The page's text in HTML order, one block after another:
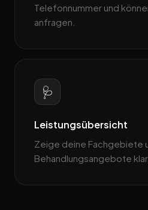
Telefonnummer und
anfragen.
🩺
Leistungsübersicht
Zeige deine Fachgebiete
Behandlungsangebote